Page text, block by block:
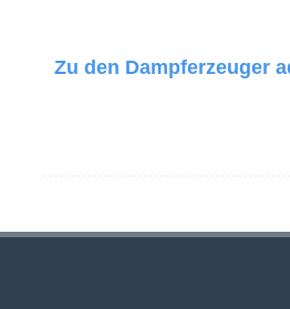
Zu den Dampferzeuger